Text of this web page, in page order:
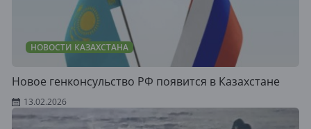
НОВОСТИ КАЗАХСТАНА
Новое генконсульство РФ появится в Казахстане
13.02.2026